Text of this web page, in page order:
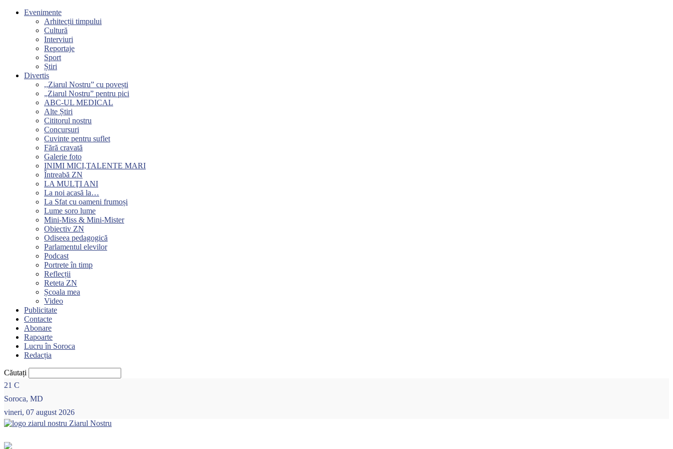
Evenimente
Arhitecții timpului
Cultură
Interviuri
Reportaje
Sport
Știri
Divertis
,,Ziarul Nostru” cu povești
„Ziarul Nostru” pentru pici
ABC-UL MEDICAL
Alte Știri
Cititorul nostru
Concursuri
Cuvinte pentru suflet
Fără cravată
Galerie foto
INIMI MICI,TALENTE MARI
Întreabă ZN
LA MULŢI ANI
La noi acasă la…
La Sfat cu oameni frumoși
Lume soro lume
Mini-Miss & Mini-Mister
Obiectiv ZN
Odiseea pedagogică
Parlamentul elevilor
Podcast
Portrete în timp
Reflecții
Reteta ZN
Școala mea
Video
Publicitate
Contacte
Abonare
Rapoarte
Lucru în Soroca
Redacția
Căutați
21 C
Soroca, MD
vineri, 07 august 2026
Ziarul Nostru